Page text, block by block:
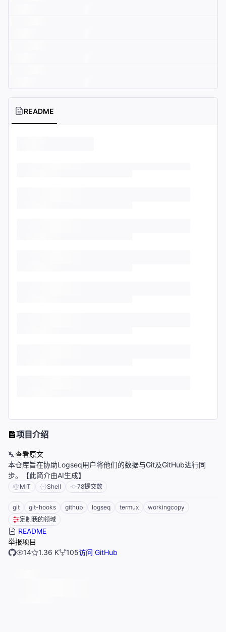
README
项目介绍
查看原文
本仓库旨在协助Logseq用户将他们的数据与Git及GitHub进行同
步。【此简介由AI生成】
MIT Shell 78提交数
git git-hooks github logseq termux
workingcopy
定制我的领域
README
举报项目
14
1.36 K 105访问 GitHub